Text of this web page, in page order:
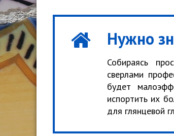
Нужно
Собираясь
сверлами
будет
испортить их
для глянцевой